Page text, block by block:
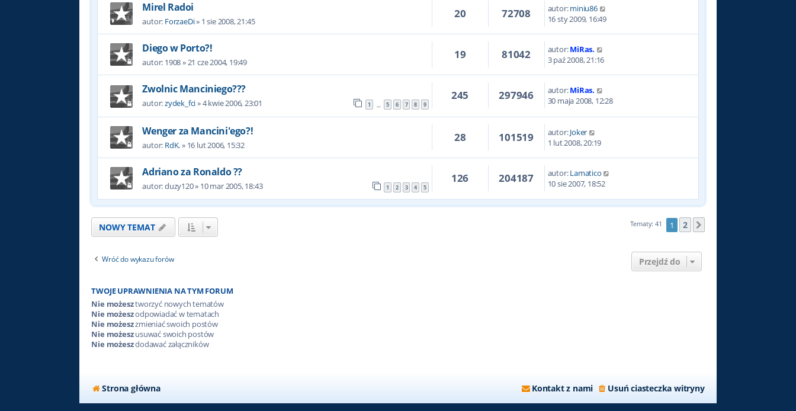
Mirel Radoi
autor: ForzaeDi» 1 sie 2008, 21:45
20 72708 autor:miniu86
16 sty 2009, 16:49
Diego w Porto?!
autor: 1908»21 cze 2004, 19:49
19 81042 autor:MiRas.
3 paź 2008, 21:16
Zwolnic Manciniego???
autor:zydek_fci»4 kwie 2006, 23:01 1 … 5 6 7 8 9
245 297946 autor:MiRas.
30 maja 2008, 12:28
Wenger za Mancini'ego?!
autor: RdK.» 16 lut 2006, 15:32
28 101519 autor:Joker
1 lut 2008, 20:19
Adriano za Ronaldo ??
autor:duzy120» 10 mar 2005, 18:43 1 2 3 4 5
126 204187 autor:Lamatico
10 sie 2007, 18:52
NOWY TEMAT Tematy: 41 1 2
Wróć do wykazu forów Przejdź do
TWOJE UPRAWNIENIA NA TYM FORUM
Nie możesztworzyć nowych tematów
Nie możeszodpowiadać w tematach
Nie możeszzmieniać swoich postów
Nie możeszusuwać swoich postów
Nie możeszdodawać załączników
Strona główna Usuń ciasteczka witryny
Kontakt z nami